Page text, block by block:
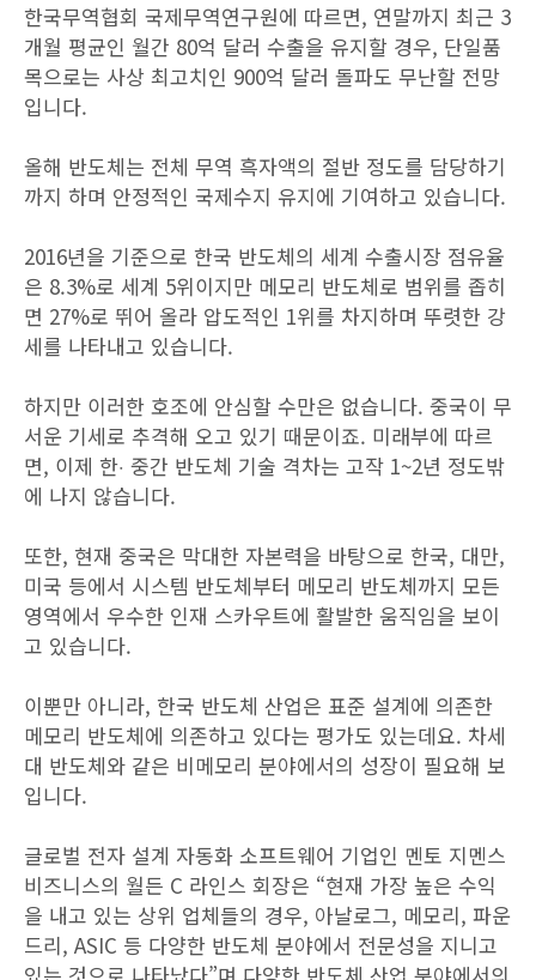
한국무역협회 국제무역연구원에 따르면, 연말까지 최근 3
개월 평균인 월간 80억 달러 수출을 유지할 경우, 단일품
목으로는 사상 최고치인 900억 달러 돌파도 무난할 전망
입니다.
올해 반도체는 전체 무역 흑자액의 절반 정도를 담당하기
까지 하며 안정적인 국제수지 유지에 기여하고 있습니다.
2016년을 기준으로 한국 반도체의 세계 수출시장 점유율
은 8.3%로 세계 5위이지만 메모리 반도체로 범위를 좁히
면 27%로 뛰어 올라 압도적인 1위를 차지하며 뚜렷한 강
세를 나타내고 있습니다.
하지만 이러한 호조에 안심할 수만은 없습니다. 중국이 무
서운 기세로 추격해 오고 있기 때문이죠. 미래부에 따르
면, 이제 한‧ 중간 반도체 기술 격차는 고작 1~2년 정도밖
에 나지 않습니다.
또한, 현재 중국은 막대한 자본력을 바탕으로 한국, 대만,
미국 등에서 시스템 반도체부터 메모리 반도체까지 모든
영역에서 우수한 인재 스카우트에 활발한 움직임을 보이
고 있습니다.
이뿐만 아니라, 한국 반도체 산업은 표준 설계에 의존한
메모리 반도체에 의존하고 있다는 평가도 있는데요. 차세
대 반도체와 같은 비메모리 분야에서의 성장이 필요해 보
입니다.
글로벌 전자 설계 자동화 소프트웨어 기업인 멘토 지멘스
비즈니스의 월든 C 라인스 회장은 “현재 가장 높은 수익
을 내고 있는 상위 업체들의 경우, 아날로그, 메모리, 파운
드리, ASIC 등 다양한 반도체 분야에서 전문성을 지니고